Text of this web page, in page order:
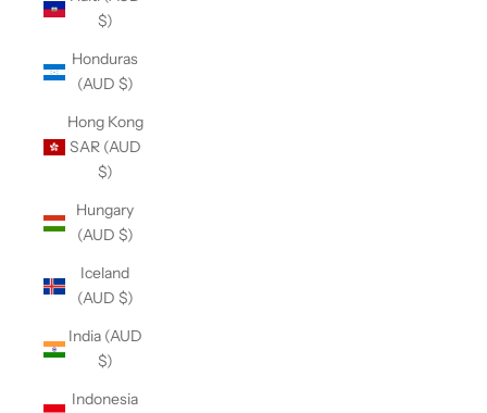
$)
Honduras
(AUD $)
Hong Kong
SAR (AUD
$)
Hungary
(AUD $)
Iceland
(AUD $)
India (AUD
$)
Indonesia